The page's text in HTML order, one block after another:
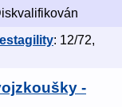
: 12/72,
-